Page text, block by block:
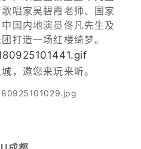
唱家吴碧霞老师、国家
国内地演员佟凡先生及
打造一场红楼绮梦。
，邀您来玩来听。